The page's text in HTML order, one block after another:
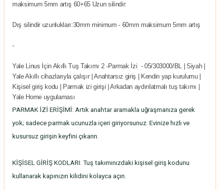
maksimum 5mm artış 60+65 Uzun silindir:
Dış silindir uzunlukları:30mm minimum - 60mm maksimum 5mm artış
-
Yale Linus İçin Akıllı Tuş Takımı 2 -Parmak İzi - 05/303000/BL | Siyah |
Yale Akıllı cihazlarıyla çalışır | Anahtarsız giriş | Kendin yap kurulumu |
Kişisel giriş kodu | Parmak izi girişi | Arkadan aydınlatmalı tuş takımı |
Yale Home uygulaması
PARMAK İZİ ERİŞİMİ: Artık anahtar aramakla uğraşmanıza gerek
yok; sadece parmak ucunuzla içeri giriyorsunuz. Evinize hızlı ve
kusursuz girişin keyfini çıkarın.
KİŞİSEL GİRİŞ KODLARI: Tuş takımınızdaki kişisel giriş kodunu
kullanarak kapınızın kilidini kolayca açın.